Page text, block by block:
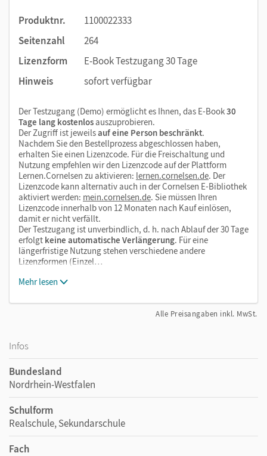
Produktnr.
1100022333
Seitenzahl
264
Lizenzform
E-Book Testzugang 30 Tage
Hinweis
sofort verfügbar
Der Testzugang (Demo) ermöglicht es Ihnen, das E-Book30
Tage lang kostenlosauszuprobieren.
Der Zugriff ist jeweilsauf eine Person beschränkt.
Nachdem Sie den Bestellprozess abgeschlossen haben,
erhalten Sie einen Lizenzcode. Für die Freischaltung und
Nutzung empfehlen wir den Lizenzcode auf der Plattform
Lernen.Cornelsen zu aktivieren: lernen.cornelsen.de. Der
Lizenzcode kann alternativ auch in der Cornelsen E-Bibliothek
aktiviert werden: mein.cornelsen.de. Sie müssen Ihren
Lizenzcode innerhalb von 12 Monaten nach Kauf einlösen,
damit er nicht verfällt.
Der Testzugang ist unverbindlich, d. h. nach Ablauf der 30 Tage
erfolgt keine automatische Verlängerung. Für eine
längerfristige Nutzung stehen verschiedene andere
Lizenzformen (Einzel…
Mehr lesen
Alle Preisangaben inkl. MwSt.
Infos
Bundesland
Nordrhein-Westfalen
Schulform
Realschule, Sekundarschule
Fach